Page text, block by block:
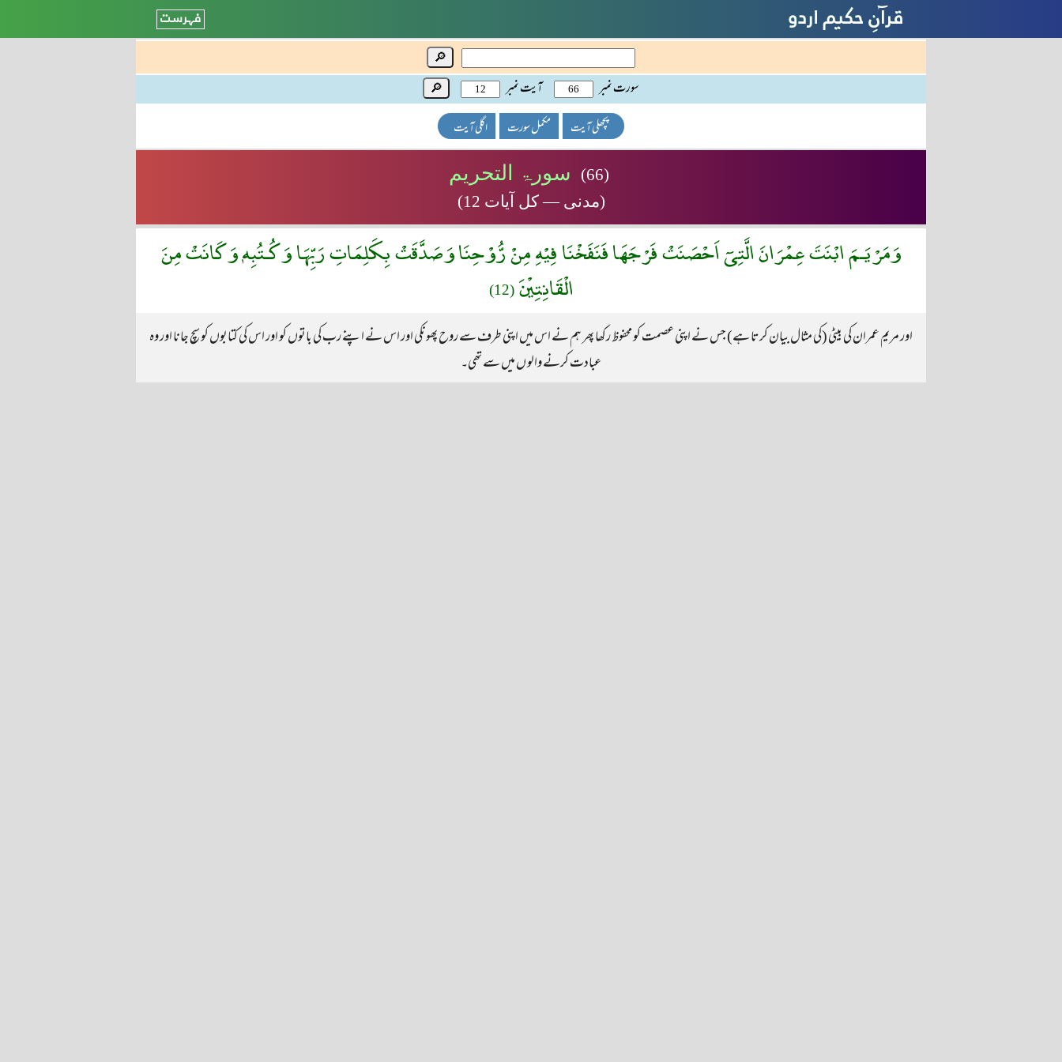
🔎
سورت نمبر آیت نمبر 🔎
پچھلی آیت مکمل سورت اگلی آیت
(66) سورۃ التحریم
(مدنی — کل آیات 12)
وَمَرْيَـمَ ابْنَتَ عِمْرَانَ الَّتِىٓ اَحْصَنَتْ فَرْجَهَا فَنَفَخْنَا فِيْهِ مِنْ رُّوْحِنَا وَصَدَّقَتْ بِكَلِمَاتِ رَبِّهَا وَكُـتُبِهٖ وَكَانَتْ مِنَ
الْقَانِتِيْنَ (12)
اور مریم عمران کی بیٹی (کی مثال بیان کرتا ہے) جس نے اپنی عصمت کو محفوظ رکھا پھر ہم نے اس میں اپنی طرف سے روح پھونکی اور اس نے اپنے رب کی باتوں کو اور اس کی کتابوں کو سچ جانا اور وہ
عبادت کرنے والو ں میں سے تھی۔